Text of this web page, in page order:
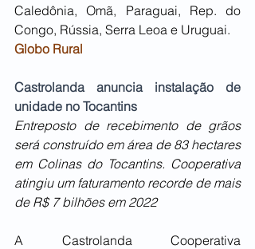
Caledônia, Omã, Paraguai, Rep. do
Congo, Rússia, Serra Leoa e Uruguai.
Globo Rural
Castrolanda anuncia instalação de
unidade no Tocantins
Entreposto de recebimento de grãos
será construído em área de 83 hectares
em Colinas do Tocantins. Cooperativa
atingiu um faturamento recorde de mais
de R$ 7 bilhões em 2022
A Castrolanda Cooperativa